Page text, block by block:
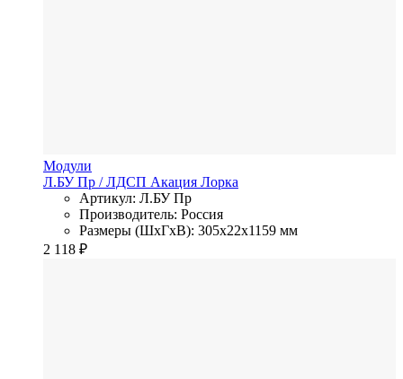
Модули
Л.БУ Пр / ЛДСП Акация Лорка
Артикул: Л.БУ Пр
Производитель: Россия
Размеры (ШхГхВ): 305x22x1159 мм
2 118 ₽